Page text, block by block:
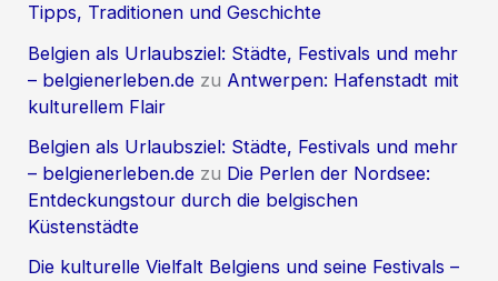
Tipps, Traditionen und Geschichte
Belgien als Urlaubsziel: Städte, Festivals und mehr
– belgienerleben.de zu Antwerpen: Hafenstadt mit
kulturellem Flair
Belgien als Urlaubsziel: Städte, Festivals und mehr
– belgienerleben.de zu Die Perlen der Nordsee:
Entdeckungstour durch die belgischen
Küstenstädte
Die kulturelle Vielfalt Belgiens und seine Festivals –